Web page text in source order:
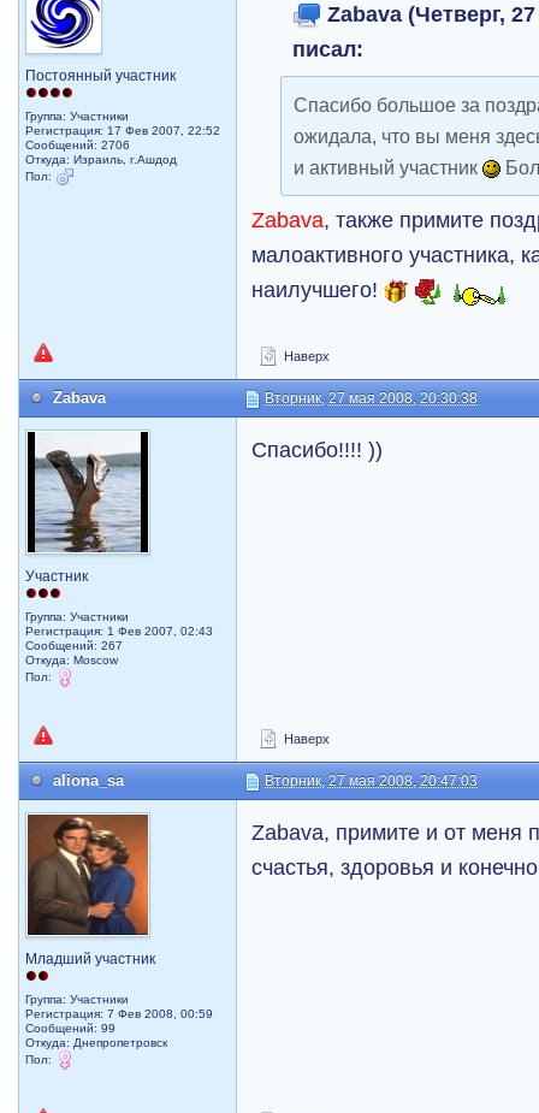
Постоянный участник
Группа: Участники
Регистрация: 17 Фев 2007, 22:52
Сообщений: 2706
Откуда: Израиль, г.Ашдод
Пол:
Zabava (Четверг,
писал:
Спасибо большое за
ожидала, что вы меня
и активный участник
Zabava, также примите
малоактивного участника,
наилучшего!
Наверх
Zabava Вторник, 27 мая 2008, 20:30:38
Участник
Группа: Участники
Регистрация: 1 Фев 2007, 02:43
Сообщений: 267
Откуда: Moscow
Пол:
Спасибо!!!! ))
Наверх
aliona_sa Вторник, 27 мая 2008, 20:47:03
Младший участник
Группа: Участники
Регистрация: 7 Фев 2008, 00:59
Сообщений: 99
Откуда: Днепропетровск
Пол:
Zabava, примите и от
счастья, здоровья и